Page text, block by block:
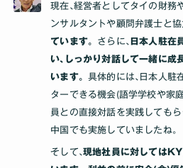
現在､経営者としてタイの財務
ンサルタントや顧問弁護士と協
ています。 さらに､ 日本人駐在
い､しっかり対話して一緒に成
います。具体的には､日本人駐
ターできる機会(語学学校や家
員との直接対話を実践しても
中国でも実施していましたね｡
そして､現地社員に対しては